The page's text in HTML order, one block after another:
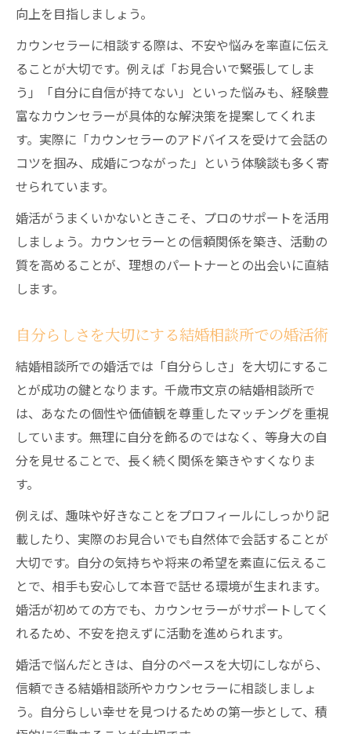
向上を目指しましょう。
カウンセラーに相談する際は、不安や悩みを率直に伝え
ることが大切です。例えば「お見合いで緊張してしま
う」「自分に自信が持てない」といった悩みも、経験豊
富なカウンセラーが具体的な解決策を提案してくれま
す。実際に「カウンセラーのアドバイスを受けて会話の
コツを掴み、成婚につながった」という体験談も多く寄
せられています。
婚活がうまくいかないときこそ、プロのサポートを活用
しましょう。カウンセラーとの信頼関係を築き、活動の
質を高めることが、理想のパートナーとの出会いに直結
します。
自分らしさを大切にする結婚相談所での婚活術
結婚相談所での婚活では「自分らしさ」を大切にするこ
とが成功の鍵となります。千歳市文京の結婚相談所で
は、あなたの個性や価値観を尊重したマッチングを重視
しています。無理に自分を飾るのではなく、等身大の自
分を見せることで、長く続く関係を築きやすくなりま
す。
例えば、趣味や好きなことをプロフィールにしっかり記
載したり、実際のお見合いでも自然体で会話することが
大切です。自分の気持ちや将来の希望を素直に伝えるこ
とで、相手も安心して本音で話せる環境が生まれます。
婚活が初めての方でも、カウンセラーがサポートしてく
れるため、不安を抱えずに活動を進められます。
婚活で悩んだときは、自分のペースを大切にしながら、
信頼できる結婚相談所やカウンセラーに相談しましょ
う。自分らしい幸せを見つけるための第一歩として、積